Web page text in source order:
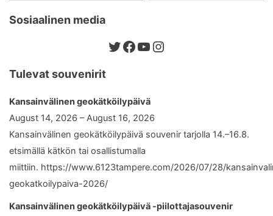
Sosiaalinen media
Twitter
Facebook
YouTube
Instagram
Tulevat souvenirit
Kansainvälinen geokätköilypäivä
August 14, 2026 – August 16, 2026
Kansainvälinen geokätköilypäivä souvenir tarjolla 14.–16.8.
etsimällä kätkön tai osallistumalla
miittiin. https://www.6123tampere.com/2026/07/28/
geokatkoilypaiva-2026/
Kansainvälinen geokätköilypäivä -piilottajasouvenir